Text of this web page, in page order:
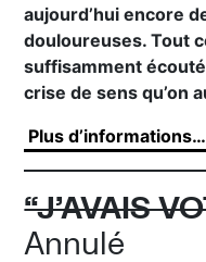
aujourd’hui encore
douloureuses. Tout
suffisamment
crise de sens qu’on
Plus d’informations…
“J’AVAIS
Annulé